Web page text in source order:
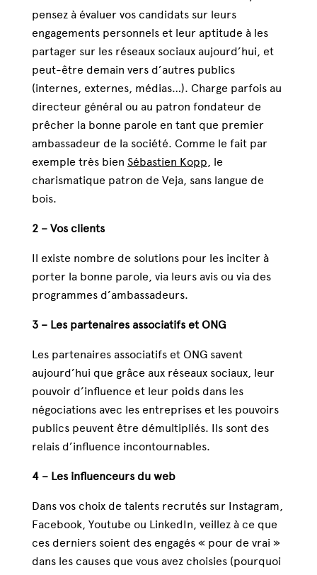
pensez à évaluer vos candidats sur leurs
engagements personnels et leur aptitude à les
partager sur les réseaux sociaux aujourd’hui, et
peut-être demain vers d’autres publics
(internes, externes, médias…). Charge parfois au
directeur général ou au patron fondateur de
prêcher la bonne parole en tant que premier
ambassadeur de la société. Comme le fait par
exemple très bien Sébastien Kopp, le
charismatique patron de Veja, sans langue de
bois.
2 – Vos clients
Il existe nombre de solutions pour les inciter à
porter la bonne parole, via leurs avis ou via des
programmes d’ambassadeurs.
3 – Les partenaires associatifs et ONG
Les partenaires associatifs et ONG savent
aujourd’hui que grâce aux réseaux sociaux, leur
pouvoir d’influence et leur poids dans les
négociations avec les entreprises et les pouvoirs
publics peuvent être démultipliés. Ils sont des
relais d’influence incontournables.
4 – Les influenceurs du web
Dans vos choix de talents recrutés sur Instagram,
Facebook, Youtube ou LinkedIn, veillez à ce que
ces derniers soient des engagés « pour de vrai »
dans les causes que vous avez choisies (pourquoi